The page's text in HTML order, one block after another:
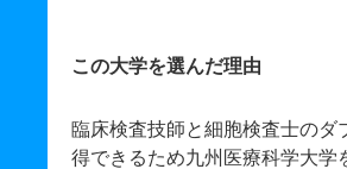
この大学を選んだ理由
臨床検査技師と細胞検査士のダ
得できるため九州医療科学大学